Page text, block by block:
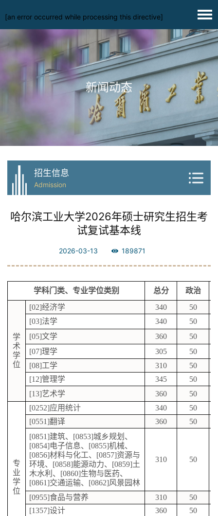
[an error occurred while processing this directive]
新闻动态
招生信息
Admission
哈尔滨工业大学2026年硕士研究生招生考
试复试基本线
2026-03-13 189871
学科门类、专业学位类别 总分 政治
学
术
学
位
[02]经济学 340
50
[03]法学 340
50
[05]文学 360
50
[07]理学 305
50
[08]工学 310
50
[12]管理学 345
50
[13]艺术学 360 50
专
业
学
位
[0252]应用统计 340
50
[0551]翻译 360
50
[0851]建筑、 [0853]城乡规划、
[0854]电子信息、 [0855]机械、
[0856]材料与化工、 [0857]资源与
环境、 [0858]能源动力、 [0859]土
木水利、 [0860]生物与医药、
[0861]交通运输、 [0862]风景园林
310 50
[0955]食品与营养 310
50
[1357]设计 360
50